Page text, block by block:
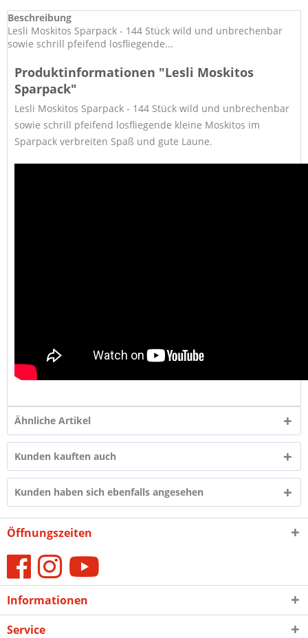
Beschreibung
Lesli Moskitos Sparpack - 144 Stück wild und unbrechenbar
sowie schrill pfeifend losfliegende...
Produktinformationen "Lesli Moskitos
Sparpack"
Lesli Moskitos Sparpack - 144 Stück wild und unbrechenbar
sowie schrill pfeifend losfliegende kleine Moskitos im
Sparpack verbreiten Spaß und gute Laune.
Ähnliche Artikel
Kunden kauften auch
Kunden haben sich ebenfalls angesehen
Öffnungszeiten
Informationen
Service